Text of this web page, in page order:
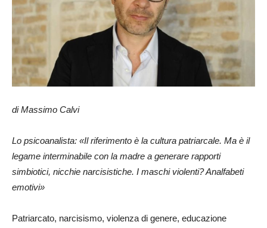
di Massimo Calvi
Lo psicoanalista: «Il riferimento è la cultura patriarcale. Ma è il
legame interminabile con la madre a generare rapporti
simbiotici, nicchie narcisistiche. I maschi violenti? Analfabeti
emotivi»
Patriarcato, narcisismo, violenza di genere, educazione